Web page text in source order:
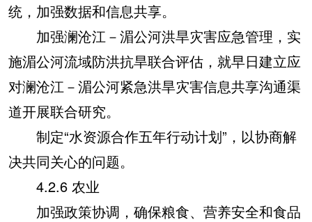
统，加强数据和信息共享。
加强澜沧江－湄公河洪旱灾害应急管理，实
施湄公河流域防洪抗旱联合评估，就早日建立应
对澜沧江－湄公河紧急洪旱灾害信息共享沟通渠
道开展联合研究。
制定“水资源合作五年行动计划”，以协商解
决共同关心的问题。
4.2.6 农业
加强政策协调，确保粮食、营养安全和食品